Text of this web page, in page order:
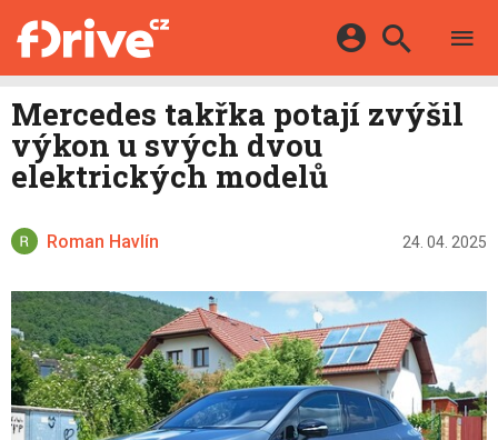
KATALOG
MAPA STANIC
DALŠÍ
HYBRIDY
E-MOTORSPORT
OSTATNÍ
Facebook Google
Mercedes takřka potají zvýšil
výkon u svých dvou
elektrických modelů
Roman Havlín 24. 04. 2025